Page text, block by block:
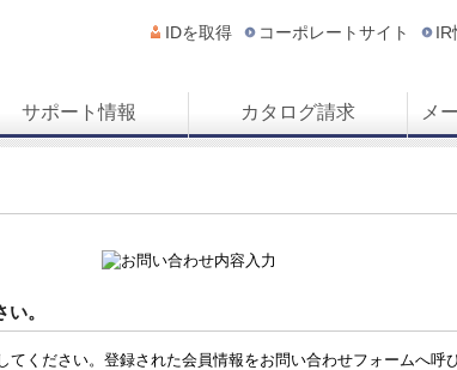
IDを取得 コーポレートサイト IR
サポート情報 カタログ請求 メ
。
ください。登録された会員情報をお問い合わせフォームへ呼